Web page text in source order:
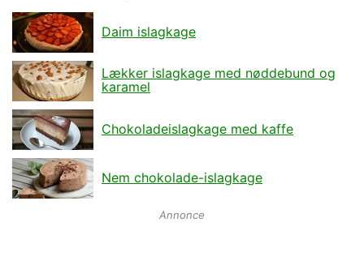
Daim islagkage
Lækker islagkage med nøddebund og
karamel
Chokoladeislagkage med kaffe
Nem chokolade-islagkage
Annonce